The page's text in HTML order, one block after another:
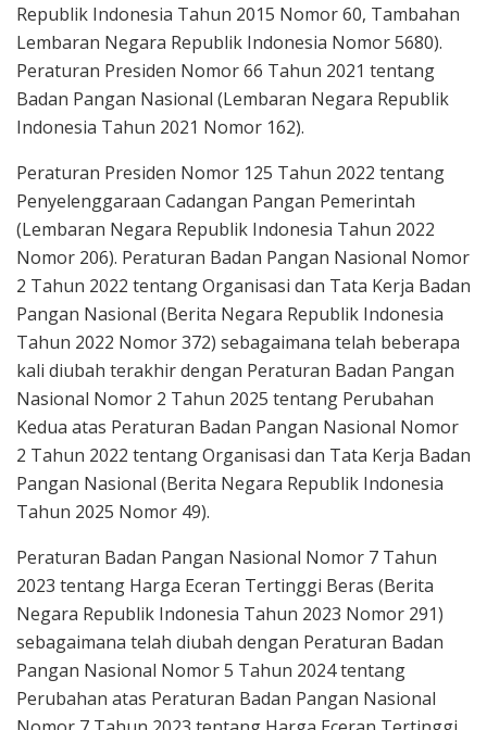
Republik Indonesia Tahun 2015 Nomor 60, Tambahan
Lembaran Negara Republik Indonesia Nomor 5680).
Peraturan Presiden Nomor 66 Tahun 2021 tentang
Badan Pangan Nasional (Lembaran Negara Republik
Indonesia Tahun 2021 Nomor 162).
Peraturan Presiden Nomor 125 Tahun 2022 tentang
Penyelenggaraan Cadangan Pangan Pemerintah
(Lembaran Negara Republik Indonesia Tahun 2022
Nomor 206). Peraturan Badan Pangan Nasional Nomor
2 Tahun 2022 tentang Organisasi dan Tata Kerja Badan
Pangan Nasional (Berita Negara Republik Indonesia
Tahun 2022 Nomor 372) sebagaimana telah beberapa
kali diubah terakhir dengan Peraturan Badan Pangan
Nasional Nomor 2 Tahun 2025 tentang Perubahan
Kedua atas Peraturan Badan Pangan Nasional Nomor
2 Tahun 2022 tentang Organisasi dan Tata Kerja Badan
Pangan Nasional (Berita Negara Republik Indonesia
Tahun 2025 Nomor 49).
Peraturan Badan Pangan Nasional Nomor 7 Tahun
2023 tentang Harga Eceran Tertinggi Beras (Berita
Negara Republik Indonesia Tahun 2023 Nomor 291)
sebagaimana telah diubah dengan Peraturan Badan
Pangan Nasional Nomor 5 Tahun 2024 tentang
Perubahan atas Peraturan Badan Pangan Nasional